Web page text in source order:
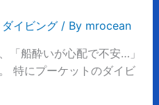
イビング/ By mrocean
「船酔いが心配で不安…」
特にプーケットのダイビ